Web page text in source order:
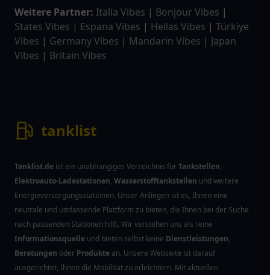
Weitere Partner: Italia Vibes | Bonjour Vibes |
States Vibes | Espana Vibes | Hellas Vibes | Türkiye
Vibes | Germany Vibes | Mandarin Vibes | Japan
Vibes | Britain Vibes
tanklist
Tanklist.de ist ein unabhängiges Verzeichnis fürTankstellen,
Elektroauto-Ladestationen, Wasserstofftankstellen und weitere
Energieversorgungsstationen. Unser Anliegen ist es, Ihnen eine
neutrale und umfassende Plattform zu bieten, die Ihnen bei der Suche
nach passenden Stationen hilft. Wir verstehen uns als reine
Informationsquelle und bieten selbst keine Dienstleistungen,
Beratungen oder Produkte an. Unsere Webseite ist darauf
ausgerichtet, Ihnen die Mobilität zu erleichtern. Mit aktuellen